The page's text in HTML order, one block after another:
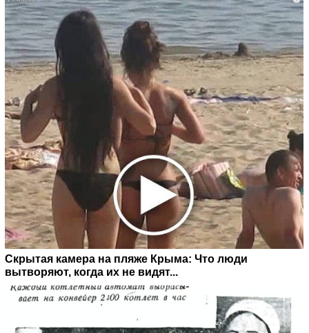
Скрытая камера на пляже Крыма: Что люди
вытворяют, когда их не видят...